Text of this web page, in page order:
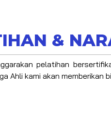
&
pelatihan
Ahli kami akan